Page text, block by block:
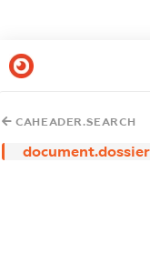
CAHEADER.SEARCH
document.dossier